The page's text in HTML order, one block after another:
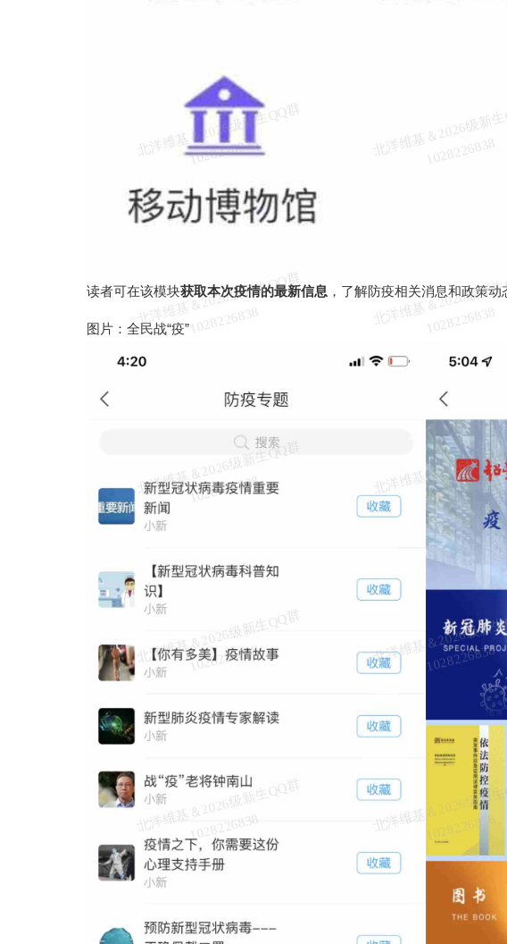
读者可在该模块获取本次疫情的最新信息 ，了解防疫相关消息和政策动
图片：全民战“疫”
北
洋
维
基
＆
2
0
2
6
级
新
生
Q
Q
群
1
0
2
8
2
2
6
8
3
8 维
8
北
洋
维
基
＆
2
0
2
6
级
新
生
Q
Q
群
1
0
2
8
2
2
6
8
3
8 维
8
北
洋
维
基
＆
2
0
2
6
级
新
生
Q
Q
群
1
0
2
8
2
2
6
8
3
8 维
8
北
洋
维
基
＆
2
0
2
6
级
新
生
Q
Q
群
1
0
2
8
2
2
6
8
3
8 维
8
北
洋
维
基
＆
2
0
2
6
级
新
生
Q
Q
群
1
0
2
8
2
2
6
8
3
8 维
8